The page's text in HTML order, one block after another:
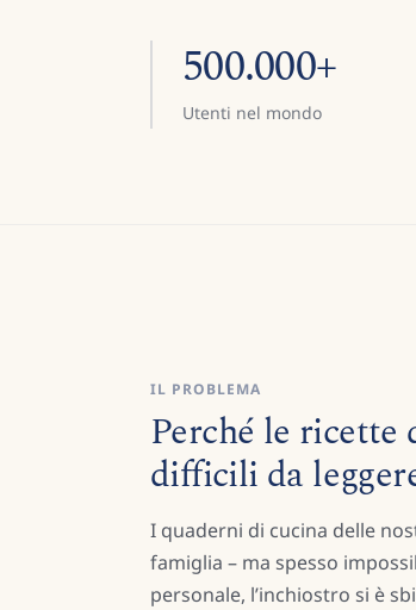
500.000+
Utenti nel mondo
IL PROBLEMA
Perché le ricette
difficili da
I quaderni di cucina delle
famiglia – ma spesso
personale, l’inchiostro si è